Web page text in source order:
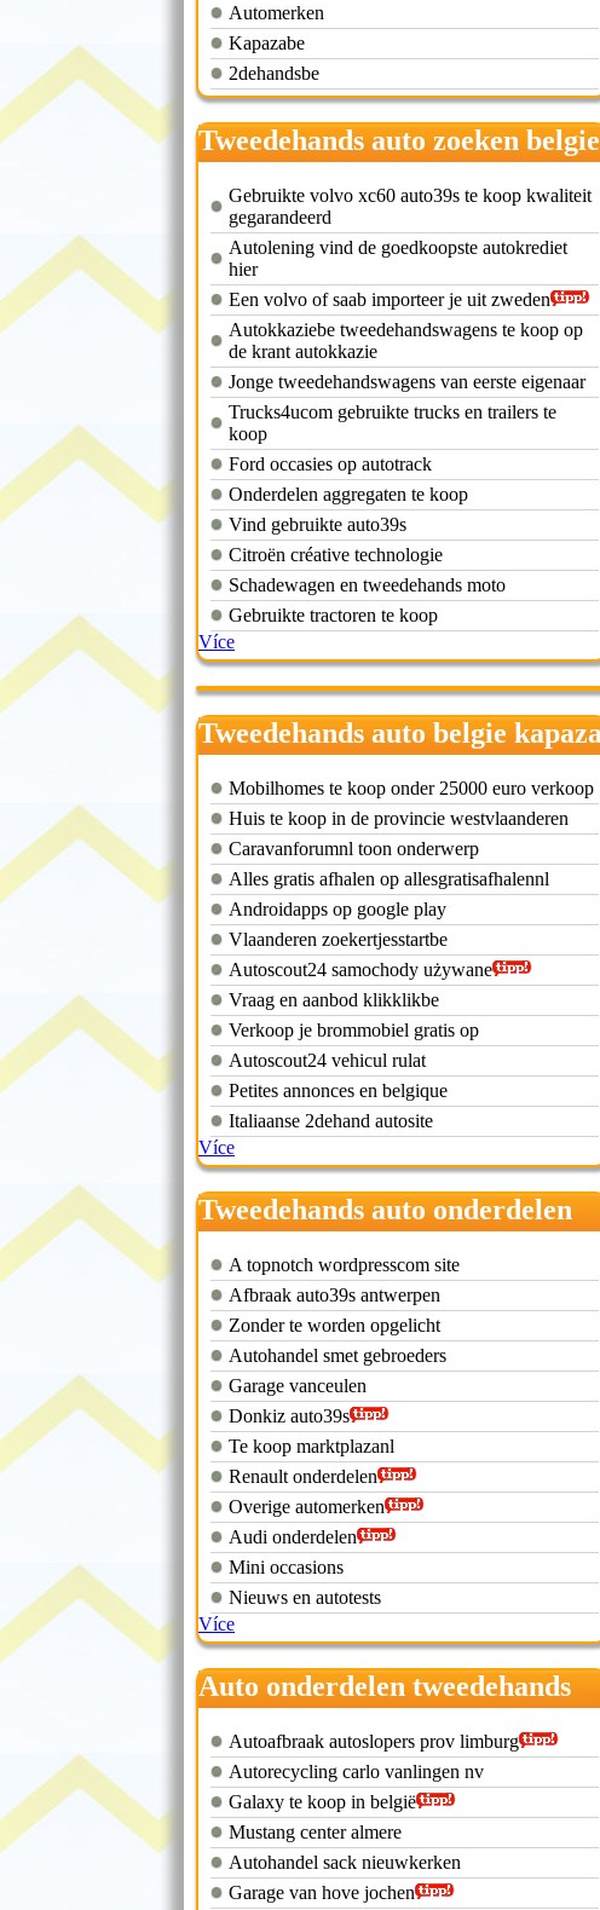
Automerken
Kapazabe
2dehandsbe
Tweedehands auto zoeken belgie
Gebruikte volvo xc60 auto39s te koop kwaliteit
gegarandeerd
Autolening vind de goedkoopste autokrediet
hier
Een volvo of saab importeer je uit zweden
Autokkaziebe tweedehandswagens te koop op
de krant autokkazie
Jonge tweedehandswagens van eerste eigenaar
Trucks4ucom gebruikte trucks en trailers te
koop
Ford occasies op autotrack
Onderdelen aggregaten te koop
Vind gebruikte auto39s
Citroën créative technologie
Schadewagen en tweedehands moto
Gebruikte tractoren te koop
Více
Tweedehands auto belgie kapaza
Mobilhomes te koop onder 25000 euro verkoop
Huis te koop in de provincie westvlaanderen
Caravanforumnl toon onderwerp
Alles gratis afhalen op allesgratisafhalennl
Androidapps op google play
Vlaanderen zoekertjesstartbe
Autoscout24 samochody używane
Vraag en aanbod klikklikbe
Verkoop je brommobiel gratis op
Autoscout24 vehicul rulat
Petites annonces en belgique
Italiaanse 2dehand autosite
Více
Tweedehands auto onderdelen
rover
A topnotch wordpresscom site
Afbraak auto39s antwerpen
Zonder te worden opgelicht
Autohandel smet gebroeders
Garage vanceulen
Donkiz auto39s
Te koop marktplazanl
Renault onderdelen
Overige automerken
Audi onderdelen
Mini occasions
Nieuws en autotests
Více
Auto onderdelen tweedehands
ford
Autoafbraak autoslopers prov limburg
Autorecycling carlo vanlingen nv
Galaxy te koop in belgië
Mustang center almere
Autohandel sack nieuwkerken
Garage van hove jochen